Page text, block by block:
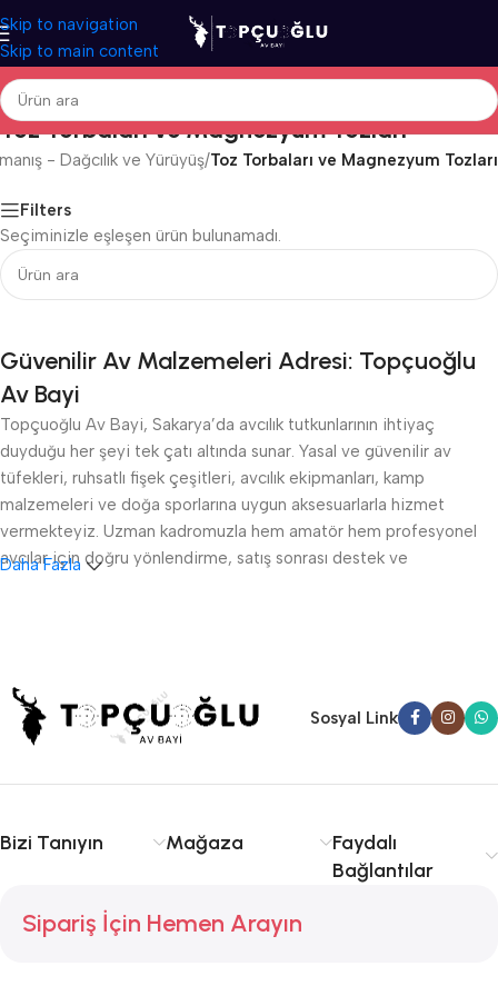
Skip to navigation
Skip to main content
Toz Torbaları ve Magnezyum Tozları
- Dağcılık ve Yürüyüş/Toz Torbaları ve Magnezyum Tozları
Filters
Seçiminizle eşleşen ürün bulunamadı.
Güvenilir Av Malzemeleri Adresi: Topçuoğlu
Av Bayi
Topçuoğlu Av Bayi, Sakarya’da avcılık tutkunlarının ihtiyaç
duyduğu her şeyi tek çatı altında sunar. Yasal ve güvenilir av
tüfekleri, ruhsatlı fişek çeşitleri, avcılık ekipmanları, kamp
malzemeleri ve doğa sporlarına uygun aksesuarlarla hizmet
vermekteyiz. Uzman kadromuzla hem amatör hem profesyonel
avcılar için doğru yönlendirme, satış sonrası destek ve
sunuyoruz. Avcılıkta kalite, güvenlik ve deneyim için Topçuoğlu
Av sizinle!
Daha Fazla
Sosyal Link
Bizi Tanıyın Mağaza
Faydalı
Bağlantılar
Sipariş İçin Hemen Arayın